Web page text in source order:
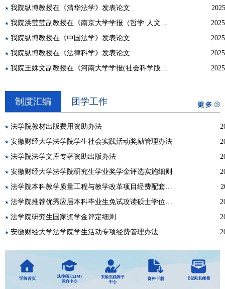
我院纵博教授在《清华法学》发表论文
我院洪莹莹副教授在《南京大学学报（哲学·人文科学·社会科学）》发表论文
我院纵博教授在《中国法学》发表论文
我院纵博教授在《法律科学》发表论文
我院王姝文副教授在《河南大学学报(社会科学版)》发表论文
制度汇编 团学工作
法学院教材出版费用资助办法
安徽财经大学法学院学生社会实践活动奖励管理办法
法学院法学文库专著资助出版办法
安徽财经大学法学院研究生学业奖学金评选实施细则
法学院本科教学质量工程与教学改革项目经费配套办法
法学院推荐优秀应届本科毕业生免试攻读硕士学位研究生遴选实施细则（修订）
法学院研究生国家奖学金评定细则
安徽财经大学法学院学生活动专项经费管理办法